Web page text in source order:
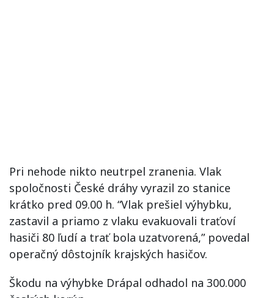
Pri nehode nikto neutrpel zranenia. Vlak
spoločnosti České dráhy vyrazil zo stanice
krátko pred 09.00 h. “Vlak prešiel výhybku,
zastavil a priamo z vlaku evakuovali traťoví
hasiči 80 ľudí a trať bola uzatvorená,” povedal
operačný dôstojník krajských hasičov.
Škodu na výhybke Drápal odhadol na 300.000